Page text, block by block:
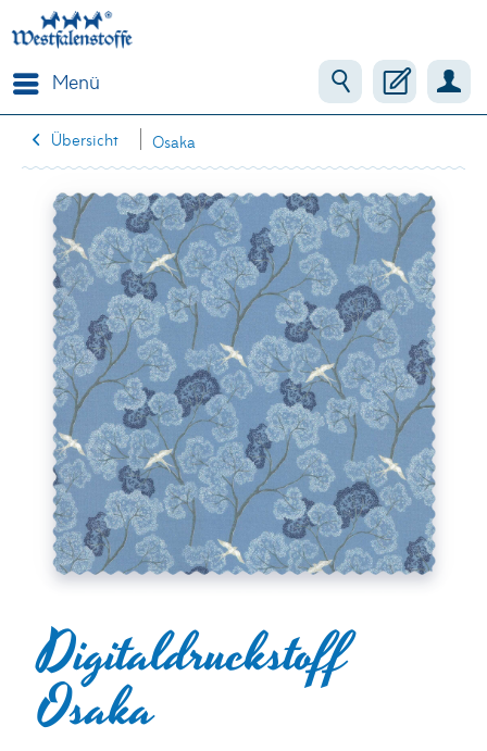
Menü
Übersicht Osaka
Digitaldruckstoff
Osaka